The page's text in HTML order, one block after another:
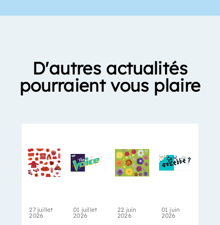
D'autres actualités
pourraient vous plaire
27 juillet
2026
01 juillet
2026
22 juin
2026
01 juin
2026